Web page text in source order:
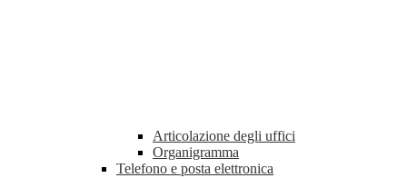
Articolazione degli uffici
Organigramma
Telefono e posta elettronica